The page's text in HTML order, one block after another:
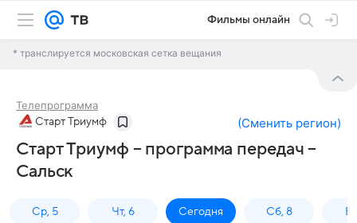
Фильмы онлайн
* транслируется московская сетка вещания
Телепрограмма
Старт Триумф (Сменить регион)
Старт Триумф – программа передач –
Сальск
Ср, 5 Чт, 6 Сегодня Сб, 8